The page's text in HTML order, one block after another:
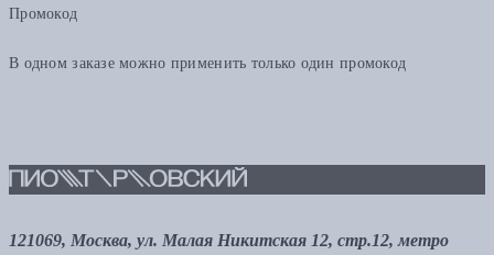
Промокод
В одном заказе можно применить только один промокод
121069, Москва, ул. Малая Никитская 12, стр.12, метро